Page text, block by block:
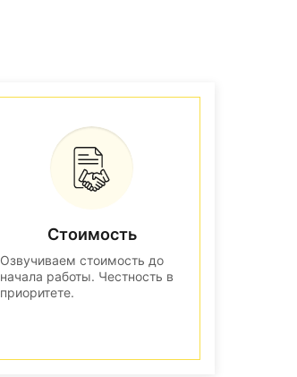
Стоимость
Озвучиваем стоимость до
начала работы. Честность в
приоритете.